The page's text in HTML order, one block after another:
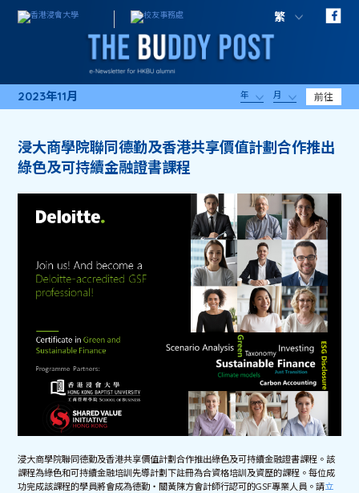
繁
2023年11月 年 月 前往
浸大商學院聯同德勤及香港共享價值計劃合作推出
綠色及可持續金融證書課程
浸大商學院聯同德勤及香港共享價值計劃合作推出綠色及可持續金融證書課程。該
課程為綠色和可持續金融培訓先導計劃下註冊為合資格培訓及資歷的課程。每位成
功完成該課程的學員將會成為德勤‧關黃陳方會計師行認可的GSF專業人員。請立